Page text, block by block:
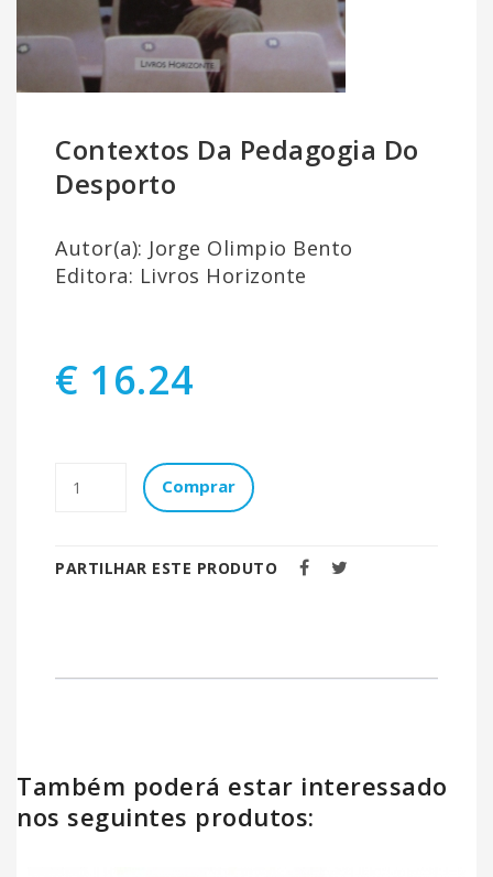
Contextos Da Pedagogia Do
Desporto
Autor(a): Jorge Olimpio Bento
Editora: Livros Horizonte
€ 16.24
Comprar
PARTILHAR ESTE PRODUTO
Também poderá estar interessado
nos seguintes produtos: